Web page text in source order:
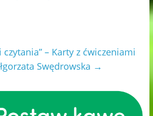
czytania” – Karty z ćwiczeniami
Swędrowska →